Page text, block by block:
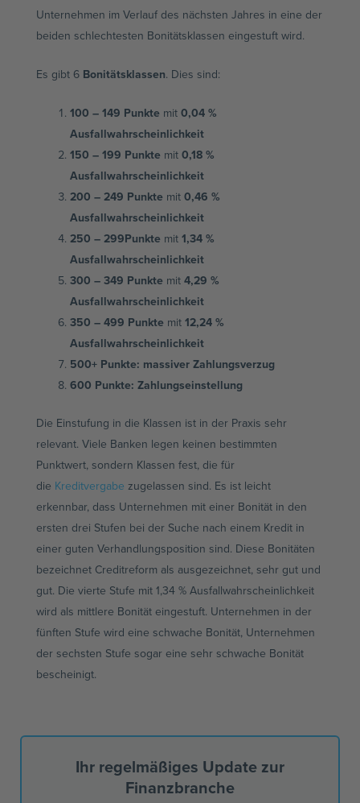
Unternehmen im Verlauf des nächsten Jahres in eine der
beiden schlechtesten Bonitätsklassen eingestuft wird.
Es gibt 6 Bonitätsklassen. Dies sind:
100 – 149 Punkte mit0,04 %
Ausfallwahrscheinlichkeit
150 – 199 Punkte mit 0,18 %
Ausfallwahrscheinlichkeit
200 – 249 Punkte mit0,46 %
Ausfallwahrscheinlichkeit
250 – 299Punkte mit1,34 %
Ausfallwahrscheinlichkeit
300 – 349 Punkte mit4,29 %
Ausfallwahrscheinlichkeit
350 – 499 Punkte mit12,24 %
Ausfallwahrscheinlichkeit
500+ Punkte: massiver Zahlungsverzug
600 Punkte: Zahlungseinstellung
Die Einstufung in die Klassen ist in der Praxis sehr
relevant. Viele Banken legen keinen bestimmten
Punktwert, sondern Klassen fest, die für
die Kreditvergabe zugelassen sind. Es ist leicht
erkennbar, dass Unternehmen mit einer Bonität in den
ersten drei Stufen bei der Suche nach einem Kredit in
einer guten Verhandlungsposition sind. Diese Bonitäten
bezeichnet Creditreform als ausgezeichnet, sehr gut und
gut. Die vierte Stufe mit 1,34 % Ausfallwahrscheinlichkeit
wird als mittlere Bonität eingestuft. Unternehmen in der
fünften Stufe wird eine schwache Bonität, Unternehmen
der sechsten Stufe sogar eine sehr schwache Bonität
bescheinigt.
Ihr regelmäßiges Update zur
Finanzbranche​​